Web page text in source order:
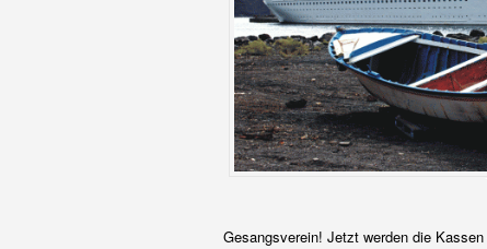
Gesangsverein! Jetzt werden die